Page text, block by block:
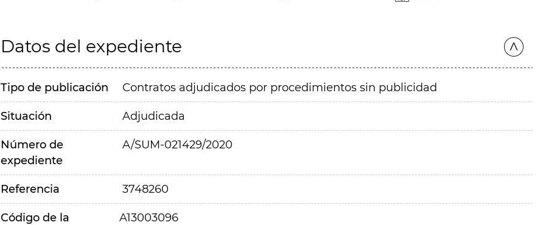
Datos del expediente
Tipo de publicación Contratos adjudicados por procedimientos sin publicidad
Situación Adjudicada
Número de
expediente
A/SUM-021429/2020
Referencia 3748260
Código de la
A13003096